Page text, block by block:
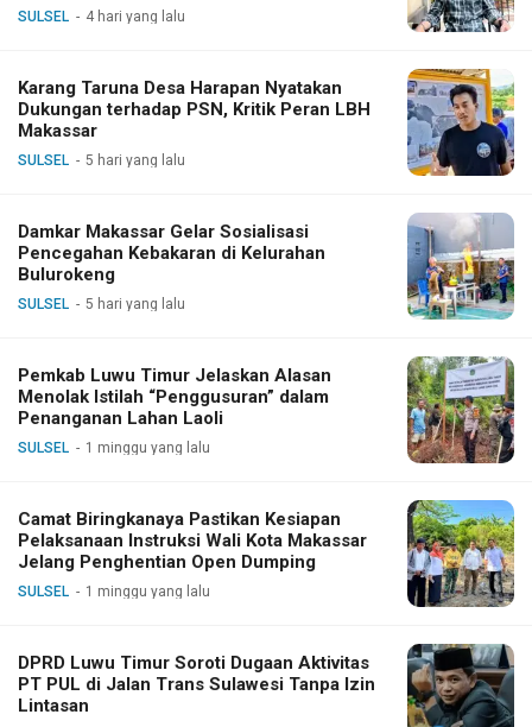
SULSEL 4 hari yang lalu
Karang Taruna Desa Harapan Nyatakan
Dukungan terhadap PSN, Kritik Peran LBH
Makassar
SULSEL 5 hari yang lalu
Damkar Makassar Gelar Sosialisasi
Pencegahan Kebakaran di Kelurahan
Bulurokeng
SULSEL 5 hari yang lalu
Pemkab Luwu Timur Jelaskan Alasan
Menolak Istilah “Penggusuran” dalam
Penanganan Lahan Laoli
SULSEL 1 minggu yang lalu
Camat Biringkanaya Pastikan Kesiapan
Pelaksanaan Instruksi Wali Kota Makassar
Jelang Penghentian Open Dumping
SULSEL 1 minggu yang lalu
DPRD Luwu Timur Soroti Dugaan Aktivitas
PT PUL di Jalan Trans Sulawesi Tanpa Izin
Lintasan